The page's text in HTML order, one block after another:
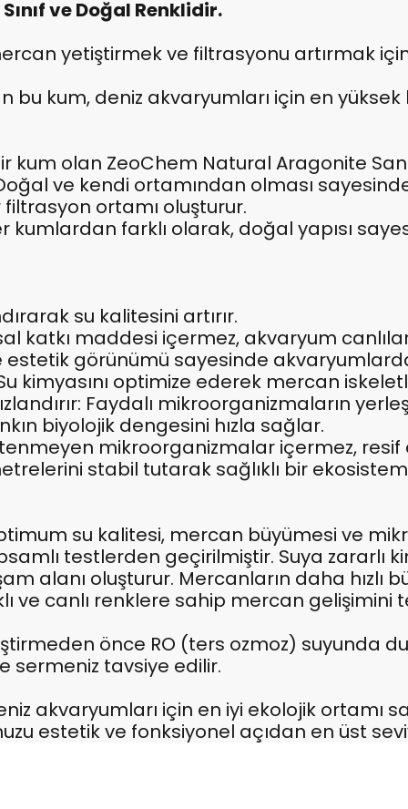
ve Doğal Renklidir.
yetiştirmek ve filtrasyonu artırmak
kum, deniz akvaryumları için en
kum olan ZeoChem Natural Aragonite
ve kendi ortamından olması
ortamı oluşturur.
farklı olarak, doğal yapısı
su kalitesini artırır.
katkı maddesi içermez, akvaryum
estetik görünümü sayesinde
kimyasını optimize ederek mercan
Faydalı mikroorganizmaların
biyolojik dengesini hızla sağlar.
mikroorganizmalar içermez,
stabil tutarak sağlıklı bir
su kalitesi, mercan büyümesi ve
testlerden geçirilmiştir. Suya zararlı
alanı oluşturur. Mercanların daha hızlı
ve canlı renklere sahip mercan gelişimini
önce RO (ters ozmoz) suyunda
sermeniz tavsiye edilir.
akvaryumları için en iyi ekolojik ortamı
estetik ve fonksiyonel açıdan en üst